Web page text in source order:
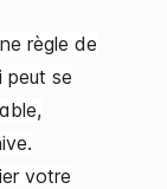
règle de
peut se
votre